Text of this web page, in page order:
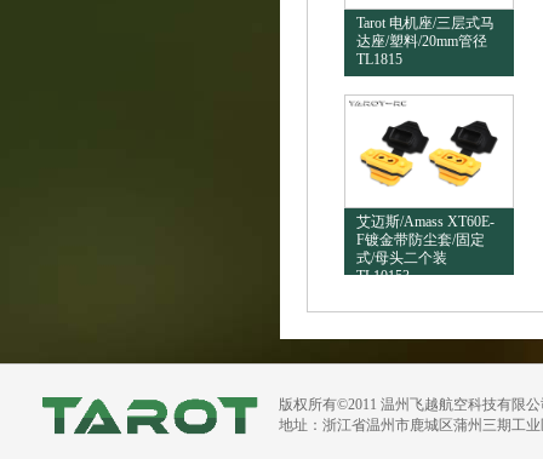
Tarot 电机座/三层式马
达座/塑料/20mm管径
TL1815
艾迈斯/Amass XT60E-
F镀金带防尘套/固定
式/母头二个装
TL10153
版权所有©2011 温州飞越航空科技有限
地址：浙江省温州市鹿城区蒲州三期工业